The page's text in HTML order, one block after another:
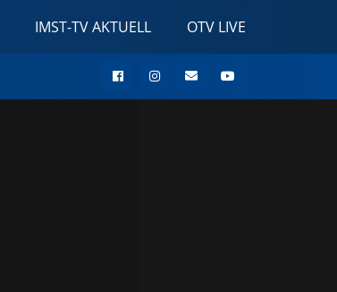
IMST-TV AKTUELL OTV LIVE